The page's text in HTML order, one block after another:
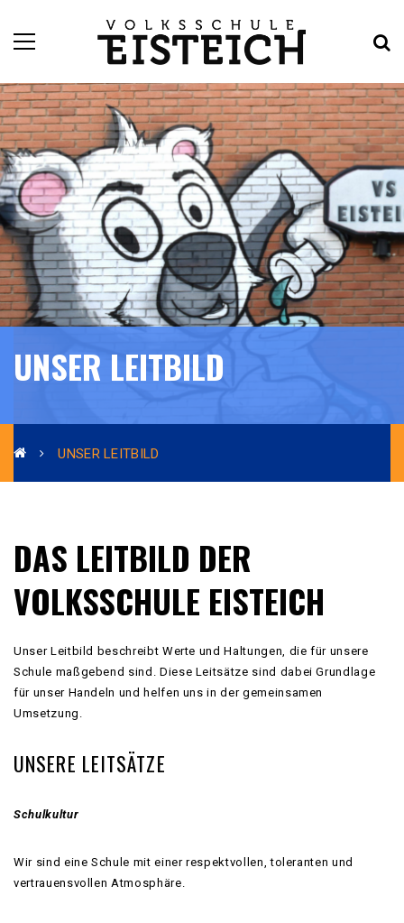
UNSER LEITBILD
UNSER LEITBILD
DAS LEITBILD DER
VOLKSSCHULE EISTEICH
Unser Leitbild beschreibt Werte und Haltungen, die für unsere
Schule maßgebend sind. Diese Leitsätze sind dabei Grundlage
für unser Handeln und helfen uns in der gemeinsamen
Umsetzung.
UNSERE LEITSÄTZE
Schulkultur
Wir sind eine Schule mit einer respektvollen, toleranten und
vertrauensvollen Atmosphäre.